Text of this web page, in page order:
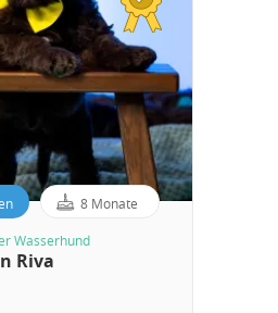
8 Monate
Wasserhund
Riva